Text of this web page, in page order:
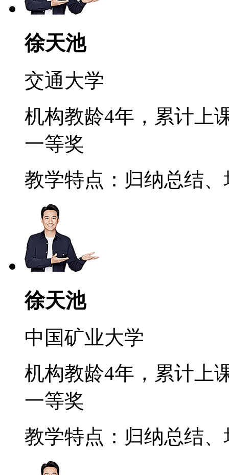
徐天池
交通大学
机构教龄4年，累计上
一等奖
教学特点：归纳总结
徐天池
中国矿业大学
机构教龄4年，累计上
一等奖
教学特点：归纳总结